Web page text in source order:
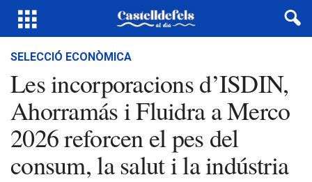
SELECCIÓ ECONÒMICA
Les incorporacions d’ISDIN,
Ahorramás i Fluidra a Merco
2026 reforcen el pes del
consum, la salut i la indústria